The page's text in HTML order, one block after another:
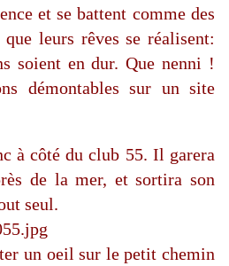
et se battent comme des
leurs rêves se réalisent:
soient en dur. Que nenni !
démontables sur un site
à côté du club 55. Il garera
de la mer, et sortira son
seul.
un oeil sur le petit chemin